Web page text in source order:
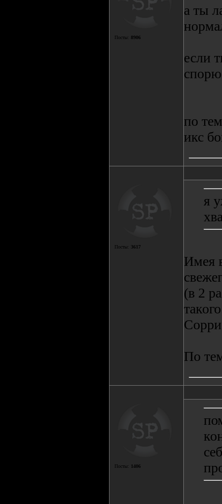
Посты: 8906
а ты
если
по
икс
Посты: 3617
я
Имея
(в 2
По
Посты: 1406